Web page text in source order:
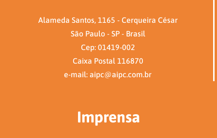
Alameda Santos, 1165 - Cerqueira César
São Paulo - SP - Brasil
Cep: 01419-002
Caixa Postal 116870
e-mail: aipc@aipc.com.br
Imprensa